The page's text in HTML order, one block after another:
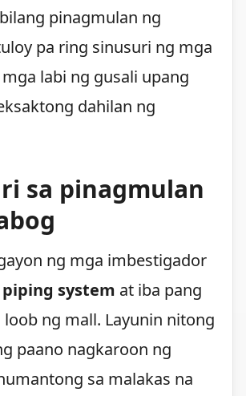
pinagmulan ng
pa ring sinusuri ng mga
labi ng gusali upang
dahilan ng
sa pinagmulan
ng mga imbestigador
piping system at iba pang
ng mall. Layunin nitong
paano nagkaroon ng
sa malakas na